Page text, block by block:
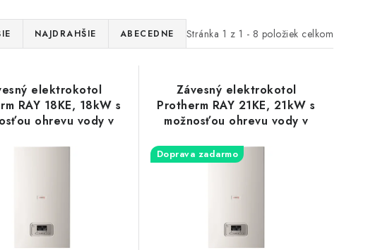
Stránka 1 z 1 - 8 položiek celkom
NAJDRAHŠIE ABECEDNE
elektrokotol
RAY 18KE, 18kW s
ohrevu vody v
Závesný elektrokotol
Protherm RAY 21KE, 21kW s
možnosťou ohrevu vody v
Doprava zadarmo